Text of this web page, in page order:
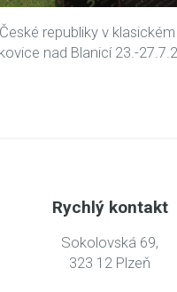
republiky v
nad Blanicí 23.-
Rychlý kontakt
Sokolovská 69,
323 12 Plzeň